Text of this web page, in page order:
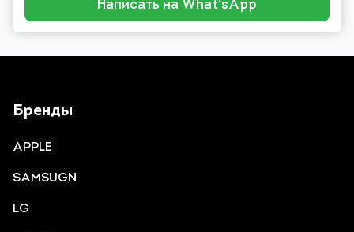
Написать на What'sApp
Бренды
APPLE
SAMSUGN
LG